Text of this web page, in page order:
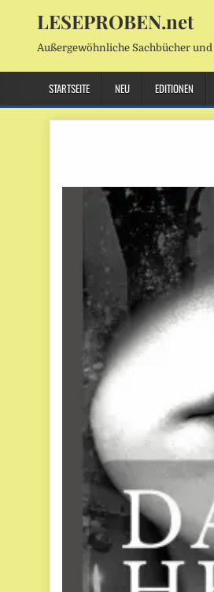
LESEPROBEN.net
Außergewöhnliche Sachbücher
STARTSEITE NEU EDITIONEN